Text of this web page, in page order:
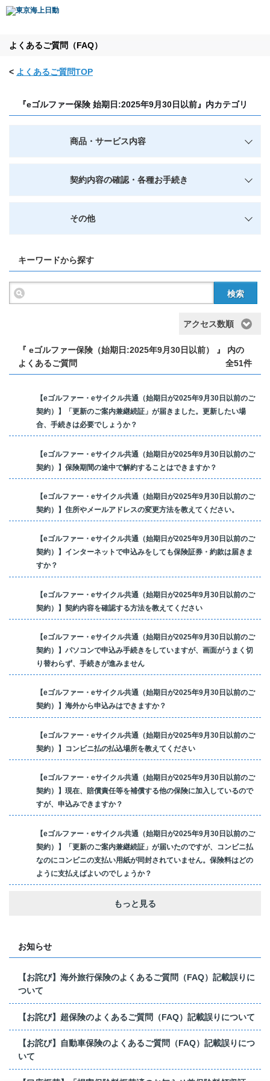
よくあるご質問（FAQ）
< よくあるご質問TOP
『eゴルファー保険 始期日:2025年9月30日以前』内カテゴリ
商品・サービス内容
契約内容の確認・各種お手続き
その他
キーワードから探す
検索
アクセス数順
『 eゴルファー保険（始期日:2025年9月30日以前） 』 内の
よくあるご質問
全51件
【eゴルファー・eサイクル共通（始期日が2025年9月30日以前のご
契約）】「更新のご案内兼継続証」が届きました。更新したい場
合、手続きは必要でしょうか？
【eゴルファー・eサイクル共通（始期日が2025年9月30日以前のご
契約）】保険期間の途中で解約することはできますか？
【eゴルファー・eサイクル共通（始期日が2025年9月30日以前のご
契約）】住所やメールアドレスの変更方法を教えてください。
【eゴルファー・eサイクル共通（始期日が2025年9月30日以前のご
契約）】インターネットで申込みをしても保険証券・約款は届きま
すか？
【eゴルファー・eサイクル共通（始期日が2025年9月30日以前のご
契約）】契約内容を確認する方法を教えてください
【eゴルファー・eサイクル共通（始期日が2025年9月30日以前のご
契約）】パソコンで申込み手続きをしていますが、画面がうまく切
り替わらず、手続きが進みません
【eゴルファー・eサイクル共通（始期日が2025年9月30日以前のご
契約）】海外から申込みはできますか？
【eゴルファー・eサイクル共通（始期日が2025年9月30日以前のご
契約）】コンビニ払の払込場所を教えてください
【eゴルファー・eサイクル共通（始期日が2025年9月30日以前のご
契約）】現在、賠償責任等を補償する他の保険に加入しているので
すが、申込みできますか？
【eゴルファー・eサイクル共通（始期日が2025年9月30日以前のご
契約）】「更新のご案内兼継続証」が届いたのですが、コンビニ払
なのにコンビニの支払い用紙が同封されていません。保険料はどの
ように支払えばよいのでしょうか？
もっと見る
お知らせ
【お詫び】海外旅行保険のよくあるご質問（FAQ）記載誤りに
ついて
【お詫び】超保険のよくあるご質問（FAQ）記載誤りについて
【お詫び】自動車保険のよくあるご質問（FAQ）記載誤りにつ
いて